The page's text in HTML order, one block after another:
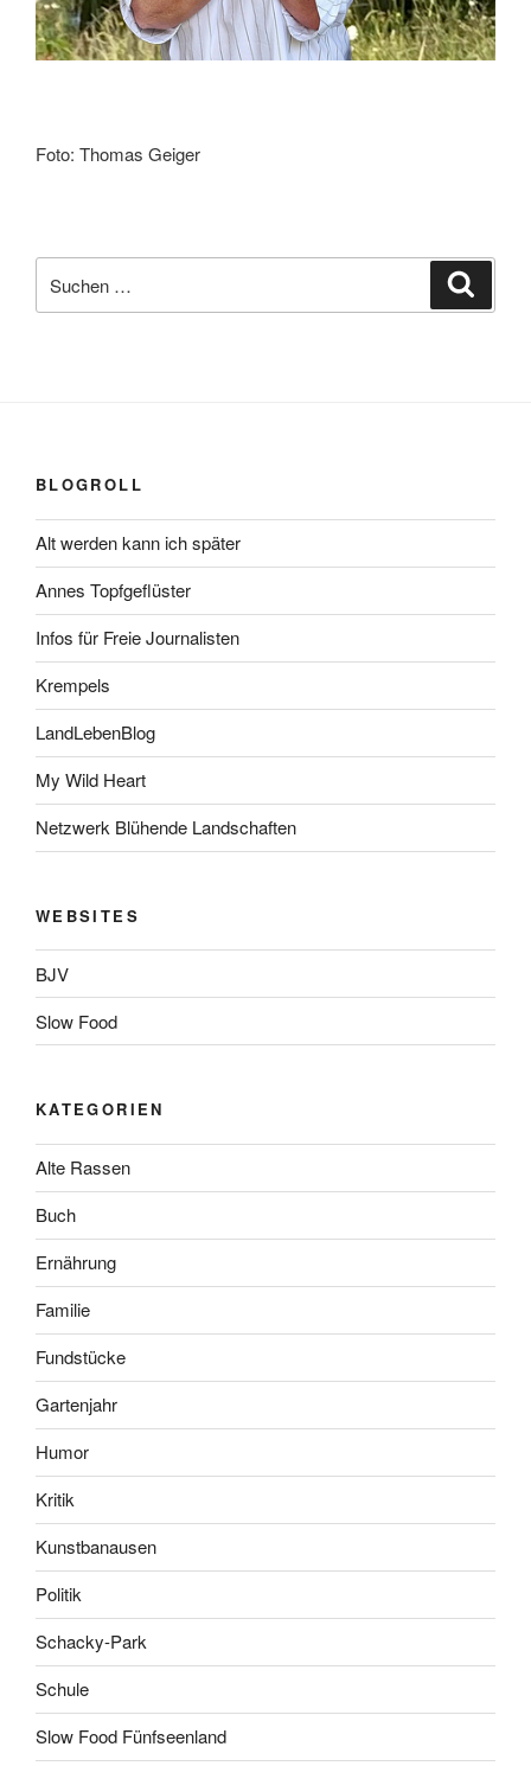
Foto: Thomas Geiger
nach:
BLOGROLL
Alt werden kann ich später
Annes Topfgeflüster
Infos für Freie Journalisten
Krempels
LandLebenBlog
My Wild Heart
Netzwerk Blühende Landschaften
WEBSITES
BJV
Slow Food
KATEGORIEN
Alte Rassen
Buch
Ernährung
Familie
Fundstücke
Gartenjahr
Humor
Kritik
Kunstbanausen
Politik
Schacky-Park
Schule
Slow Food Fünfseenland